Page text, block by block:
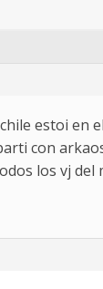
estoi en
con
los vj del